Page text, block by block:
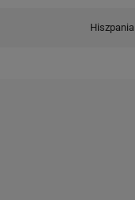
Hiszpania